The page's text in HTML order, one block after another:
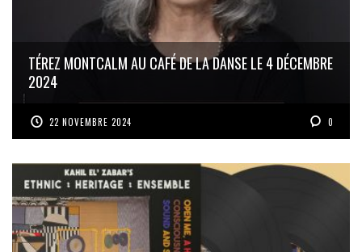
TÉREZ MONTCALM AU CAFÉ DE LA DANSE LE 4 DÉCEMBRE
2024
22 NOVEMBRE 2024 0